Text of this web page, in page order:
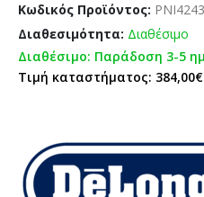
Κωδικός Προϊόντος: PNI4243
Διαθεσιμότητα: Διαθέσιμο
Διαθέσιμο: Παράδοση 3-5
Τιμή καταστήματος: 384,00€